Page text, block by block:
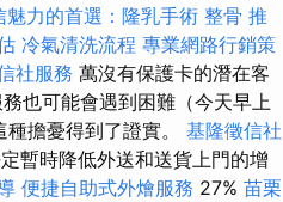
魅力的首選：隆乳手術 整骨 推
冷氣清洗流程 專業網路行銷策
社服務 萬沒有保護卡的潛在客
也可能會遇到困難（今天早上
擔憂得到了證實。 基隆徵信社
暫時降低外送和送貨上門的增
便捷自助式外燴服務 27% 苗栗